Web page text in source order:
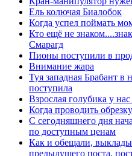
Ель колючая Биалобок
Когда успел поймать
Кто ещё не
Смарагд
Пионы поступили в
Внимание жара
Туя западная Брабант в
поступила
Взрослая голубика у нас
Когда проводить
С сегодняшнего дня
по доступным ценам
Как и обещали,
предыдущего поста,